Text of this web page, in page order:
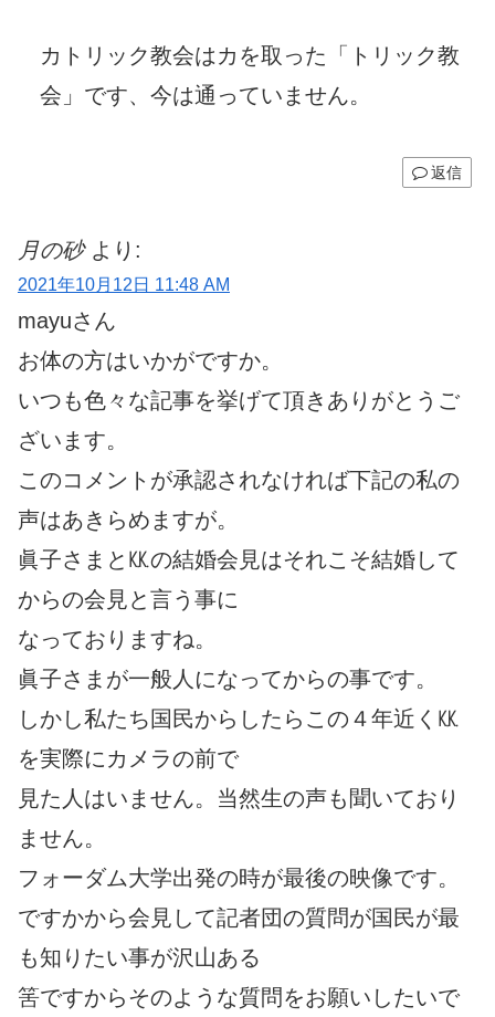
カトリック教会はカを取った「トリック教
会」です、今は通っていません。
返信
月の砂 より:
2021年10月12日 11:48 AM
mayuさん
お体の方はいかがですか。
いつも色々な記事を挙げて頂きありがとうご
ざいます。
このコメントが承認されなければ下記の私の
声はあきらめますが。
眞子さまと㏍の結婚会見はそれこそ結婚して
からの会見と言う事に
なっておりますね。
眞子さまが一般人になってからの事です。
しかし私たち国民からしたらこの４年近く㏍
を実際にカメラの前で
見た人はいません。当然生の声も聞いており
ません。
フォーダム大学出発の時が最後の映像です。
ですかから会見して記者団の質問が国民が最
も知りたい事が沢山ある
筈ですからそのような質問をお願いしたいで